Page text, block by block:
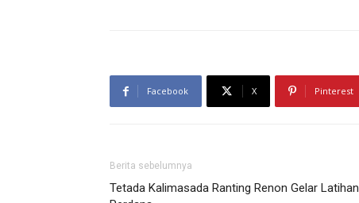
Facebook X Pinterest
Berita sebelumnya
Tetada Kalimasada Ranting Renon Gelar Latihan